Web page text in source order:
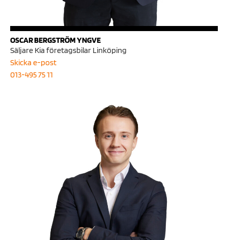
OSCAR BERGSTRÖM YNGVE
Säljare Kia företagsbilar Linköping
Skicka e-post
013-495 75 11